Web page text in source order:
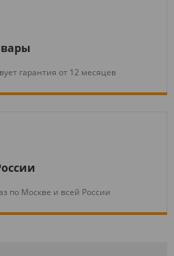
гарантия от 12 месяцев
по Москве и всей России